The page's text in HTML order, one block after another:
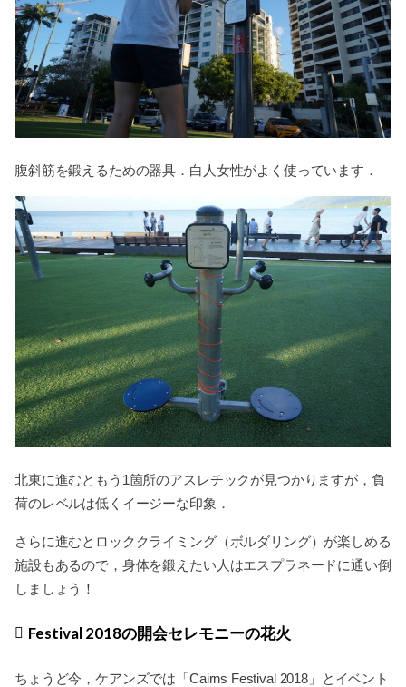
腹斜筋を鍛えるための器具．白人女性がよく使っています．
北東に進むともう1箇所のアスレチックが見つかりますが，負
荷のレベルは低くイージーな印象．
さらに進むとロッククライミング（ボルダリング）が楽しめる
施設もあるので，身体を鍛えたい人はエスプラネードに通い倒
しましょう！
Festival 2018の開会セレモニーの花火
ちょうど今，ケアンズでは「Cairns Festival 2018」とイベント